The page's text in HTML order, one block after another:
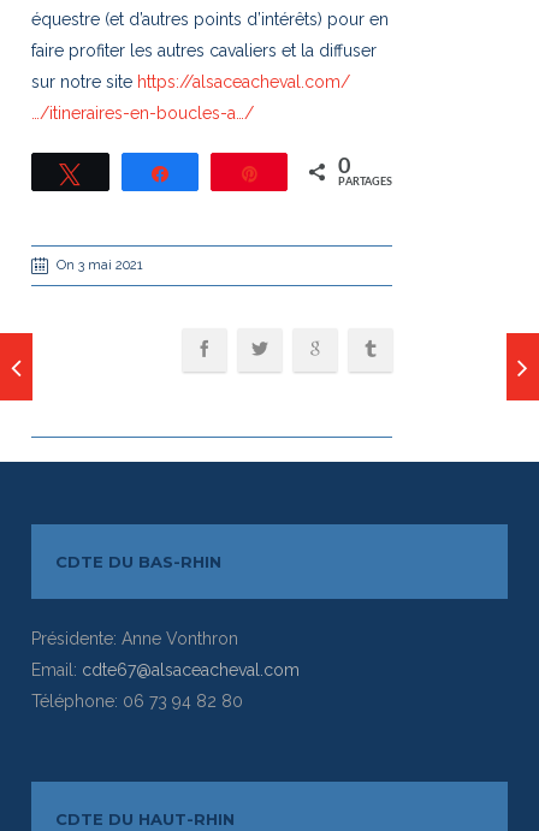
équestre (et d’autres points d’intérêts) pour en
faire profiter les autres cavaliers et la diffuser
sur notre site https://alsaceacheval.com/
…/itineraires-en-boucles-a…/
Tweetez Partagez Épingle 0
PARTAGES
On 3 mai 2021
CDTE DU BAS-RHIN
Présidente: Anne Vonthron
Email: cdte67@alsaceacheval.com
Téléphone: 06 73 94 82 80
CDTE DU HAUT-RHIN